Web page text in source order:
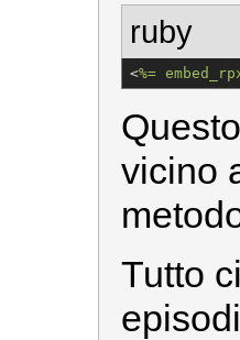
ruby
<%=
vicino
Tutto